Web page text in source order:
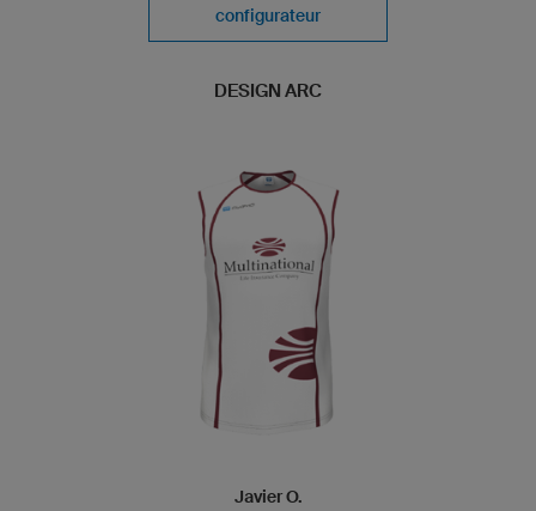
configurateur
DESIGN ARC
Javier O.